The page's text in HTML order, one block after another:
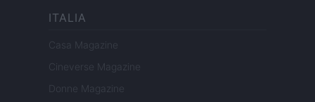
ITALIA
Casa Magazine
Cineverse Magazine
Donne Magazine